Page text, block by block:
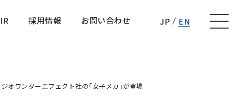
IR
採用情報
お問い合わせ
JP EN
オワンダーエフェクト社の「女子メカ」が登場